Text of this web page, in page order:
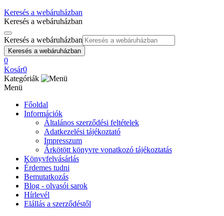
Keresés a webáruházban
Keresés a webáruházban
Keresés a webáruházban
Keresés a webáruházban
0
Kosár0
Kategóriák
Menü
Főoldal
Információk
Általános szerződési feltételek
Adatkezelési tájékoztató
Impresszum
Árkötött könyvre vonatkozó tájékoztatás
Könyvfelvásárlás
Érdemes tudni
Bemutatkozás
Blog - olvasói sarok
Hírlevél
Elállás a szerződéstől